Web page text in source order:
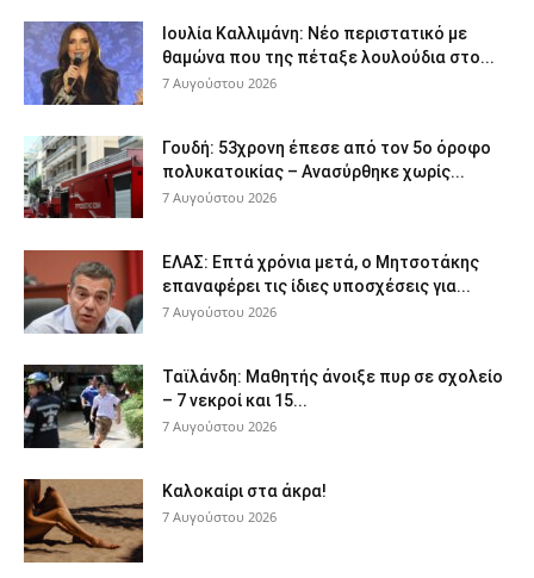
Ιουλία Καλλιμάνη: Νέο περιστατικό με
θαμώνα που της πέταξε λουλούδια στο...
7 Αυγούστου 2026
Γουδή: 53χρονη έπεσε από τον 5ο όροφο
πολυκατοικίας – Ανασύρθηκε χωρίς...
7 Αυγούστου 2026
ΕΛΑΣ: Επτά χρόνια μετά, ο Μητσοτάκης
επαναφέρει τις ίδιες υποσχέσεις για...
7 Αυγούστου 2026
Ταϊλάνδη: Μαθητής άνοιξε πυρ σε σχολείο
– 7 νεκροί και 15...
7 Αυγούστου 2026
Καλοκαίρι στα άκρα!
7 Αυγούστου 2026